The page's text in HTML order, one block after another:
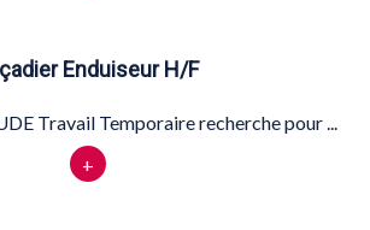
Enduiseur H/F
Travail Temporaire recherche pour ...
+